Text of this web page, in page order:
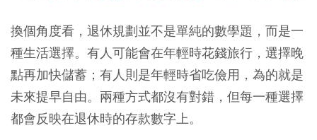
換個角度看，退休規劃並不是單純的數學題，而是一
種生活選擇。有人可能會在年輕時花錢旅行，選擇晚
點再加快儲蓄；有人則是年輕時省吃儉用，為的就是
未來提早自由。兩種方式都沒有對錯，但每一種選擇
都會反映在退休時的存款數字上。